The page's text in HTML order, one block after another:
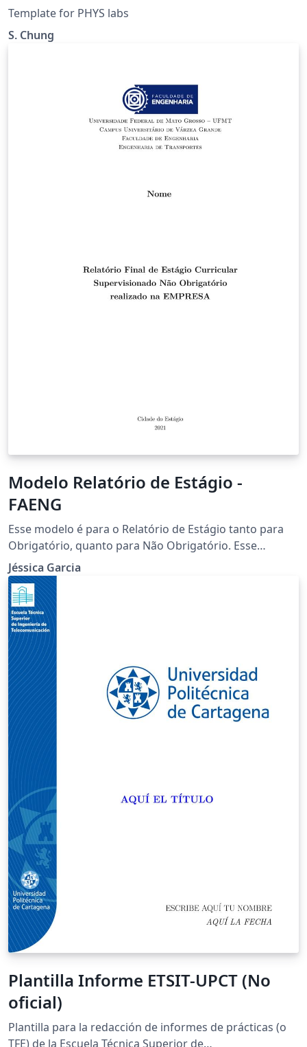
Template for PHYS labs
S. Chung
Modelo Relatório de Estágio -
FAENG
Esse modelo é para o Relatório de Estágio tanto para
Obrigatório, quanto para Não Obrigatório. Esse
modelo foi baseado no arquivo: Modelo TCC FAENG do
Professor Rodolfo Verraschim
Jéssica Garcia
Plantilla Informe ETSIT-UPCT (No
oficial)
Plantilla para la redacción de informes de prácticas (o
TFE) de la Escuela Técnica Superior de